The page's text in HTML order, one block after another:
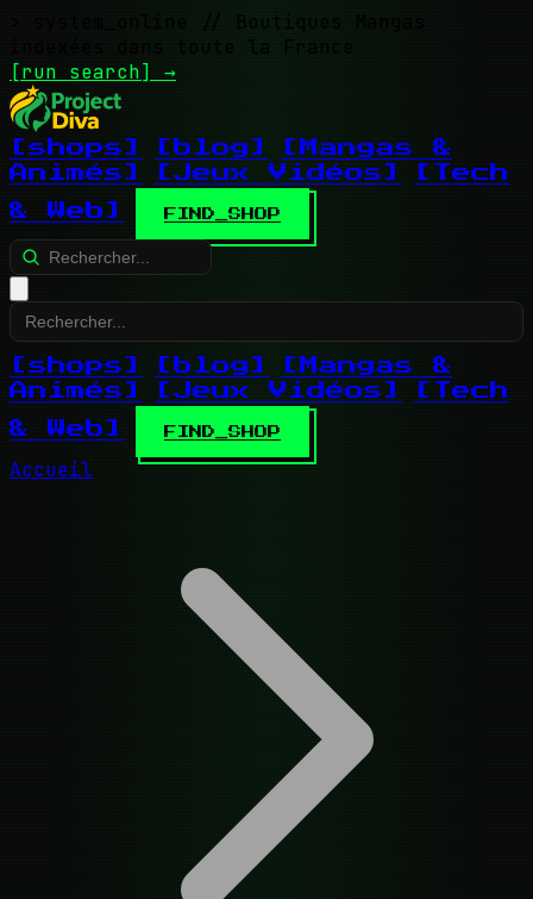
// Boutiques Mangas
indexées dans toute la France
[run search] →
[shops] [blog]
[Mangas &
Animés]
[Jeux Vidéos]
[Tech
& Web]
FIND_SHOP
[shops] [blog]
[Mangas &
Animés]
[Jeux Vidéos]
[Tech
& Web]
FIND_SHOP
Accueil